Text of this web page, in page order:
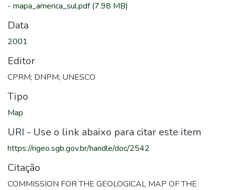
- mapa_america_sul.pdf(7.98 MB)
Data
2001
Editor
CPRM; DNPM; UNESCO
Tipo
Map
URI - Use o link abaixo para citar este item
https://rigeo.sgb.gov.br/handle/doc/2542
Citação
COMMISSION FOR THE GEOLOGICAL MAP OF THE